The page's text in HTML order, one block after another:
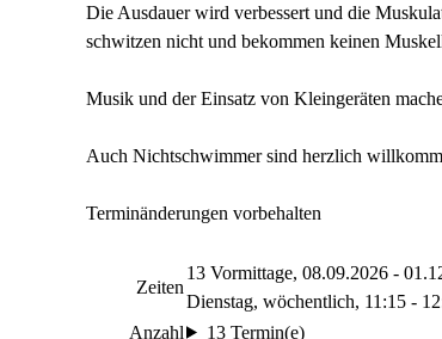
Die Ausdauer wird verbessert und die
schwitzen nicht und bekommen keinen
Musik und der Einsatz von Kleingeräten
Auch Nichtschwimmer sind herzlich
Terminänderungen vorbehalten
Zeiten
13 Vormittage, 08.09.2026 -
Dienstag, wöchentlich, 11:15 -
Anzahl
13 Termin(e)